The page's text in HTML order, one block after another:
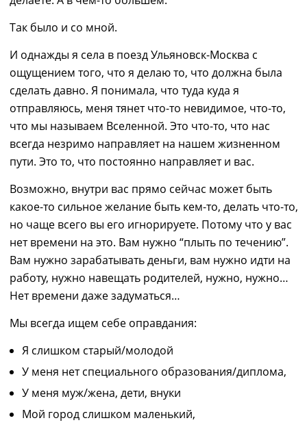
Так было и со мной.
И однажды я села в поезд Ульяновск-Москва с
ощущением того, что я делаю то, что должна была
сделать давно. Я понимала, что туда куда я
отправляюсь, меня тянет что-то невидимое, что-то,
что мы называем Вселенной. Это что-то, что нас
всегда незримо направляет на нашем жизненном
пути. Это то, что постоянно направляет и вас.
Возможно, внутри вас прямо сейчас может быть
какое-то сильное желание быть кем-то, делать что-то,
но чаще всего вы его игнорируете. Потому что у вас
нет времени на это. Вам нужно “плыть по течению”.
Вам нужно зарабатывать деньги, вам нужно идти на
работу, нужно навещать родителей, нужно, нужно…
Нет времени даже задуматься…
Мы всегда ищем себе оправдания:
Я слишком старый/молодой
У меня нет специального образования/диплома,
У меня муж/жена, дети, внуки
Мой город слишком маленький,